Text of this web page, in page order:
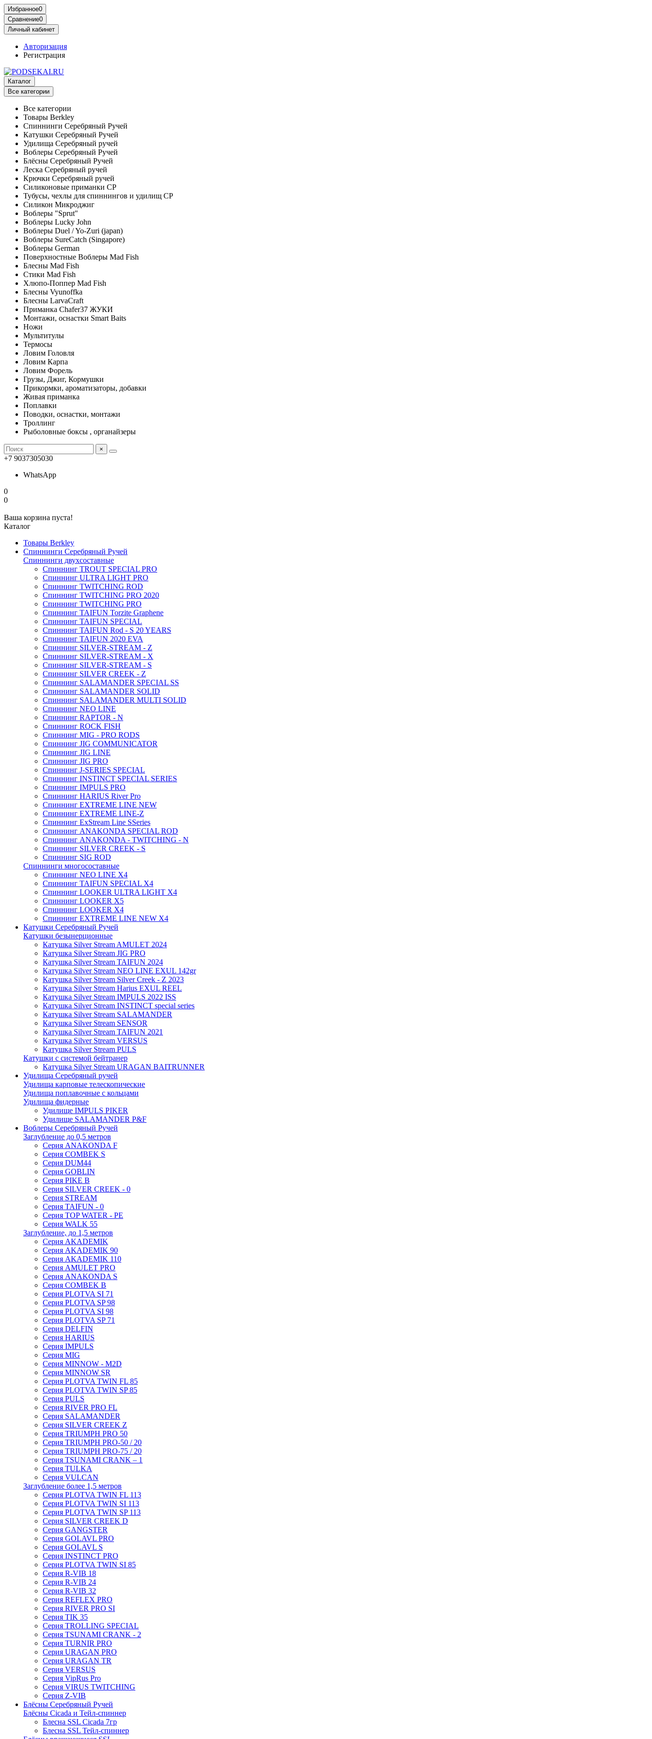
Избранное0
Сравнение0
Личный кабинет
Авторизация
Регистрация
Каталог
Все категории
Все категории
Товары Berkley
Спиннинги Серебряный Ручей
Катушки Серебряный Ручей
Удилища Серебряный ручей
Воблеры Серебряный Ручей
Блёсны Серебряный Ручей
Леска Серебряный ручей
Крючки Серебряный ручей
Силиконовые приманки СР
Тубусы, чехлы для спиннингов и удилищ СР
Силикон Микроджиг
Воблеры "Sprut"
Воблеры Lucky John
Воблеры Duel / Yo-Zuri (japan)
Воблеры SureCatch (Singapore)
Воблеры German
Поверхностные Воблеры Mad Fish
Блесны Mad Fish
Стики Mad Fish
Хлюпо-Поппер Mad Fish
Блесны Vyunoffka
Блесны LarvaCraft
Приманка Chafer37 ЖУКИ
Монтажи, оснастки Smart Baits
Ножи
Мультитулы
Термосы
Ловим Головля
Ловим Карпа
Ловим Форель
Грузы, Джиг, Кормушки
Прикормки, ароматизаторы, добавки
Живая приманка
Поплавки
Поводки, оснастки, монтажи
Троллинг
Рыболовные боксы , органайзеры
×
+7 9037305030
WhatsApp
0
0
Ваша корзина пуста!
Каталог
Товары Berkley
Спиннинги Серебряный Ручей
Спиннинги двухсоставные
Спиннинг TROUT SPECIAL PRO
Спиннинг ULTRA LIGHT PRO
Спиннинг TWITCHING ROD
Спиннинг TWITCHING PRO 2020
Спиннинг TWITCHING PRO
Спиннинг TAIFUN Torzite Graphene
Спиннинг TAIFUN SPECIAL
Спиннинг TAIFUN Rod - S 20 YEARS
Спиннинг TAIFUN 2020 EVA
Спиннинг SILVER-STREAM - Z
Спиннинг SILVER-STREAM - X
Спиннинг SILVER-STREAM - S
Спиннинг SILVER CREEK - Z
Спиннинг SALAMANDER SPECIAL SS
Спиннинг SALAMANDER SOLID
Спиннинг SALAMANDER MULTI SOLID
Спиннинг NEO LINE
Спиннинг RAPTOR - N
Спиннинг ROCK FISH
Спиннинг MIG - PRO RODS
Спиннинг JIG COMMUNICATOR
Спиннинг JIG LINE
Спиннинг JIG PRO
Спиннинг J-SERIES SPECIAL
Спиннинг INSTINCT SPECIAL SERIES
Спиннинг IMPULS PRO
Спиннинг HARIUS River Pro
Спиннинг EXTREME LINE NEW
Спиннинг EXTREME LINE-Z
Спиннинг ExStream Line SSeries
Спиннинг ANAKONDA SPECIAL ROD
Спиннинг ANAKONDA - TWITCHING - N
Спиннинг SILVER CREEK - S
Спиннинг SIG ROD
Спиннинги многосоставные
Спиннинг NEO LINE X4
Спиннинг TAIFUN SPECIAL X4
Спиннинг LOOKER ULTRA LIGHT X4
Спиннинг LOOKER X5
Спиннинг LOOKER X4
Спиннинг EXTREME LINE NEW X4
Катушки Серебряный Ручей
Катушки безынерционные
Катушка Silver Stream AMULET 2024
Катушка Silver Stream JIG PRO
Катушка Silver Stream TAIFUN 2024
Катушка Silver Stream NEO LINE EXUL 142gr
Катушка Silver Stream Silver Creek - Z 2023
Катушка Silver Stream Harius EXUL REEL
Катушка Silver Stream IMPULS 2022 ISS
Катушка Silver Stream INSTINCT special series
Катушка Silver Stream SALAMANDER
Катушка Silver Stream SENSOR
Катушка Silver Stream TAIFUN 2021
Катушка Silver Stream VERSUS
Катушка Silver Stream PULS
Катушки с системой бейтранер
Катушка Silver Stream URAGAN BAITRUNNER
Удилища Серебряный ручей
Удилища карповые телескопические
Удилища поплавочные с кольцами
Удилища фидерные
Удилище IMPULS PIKER
Удилище SALAMANDER P&F
Воблеры Серебряный Ручей
Заглубление до 0,5 метров
Серия ANAKONDA F
Серия COMBEK S
Серия DUM44
Серия GOBLIN
Серия PIKE B
Серия SILVER CREEK - 0
Серия STREAM
Серия TAIFUN - 0
Серия TOP WATER - PE
Серия WALK 55
Заглубление, до 1,5 метров
Серия AKADEMIK
Серия AKADEMIK 90
Серия AKADEMIK 110
Серия AMULET PRO
Серия ANAKONDA S
Серия COMBEK B
Серия PLOTVA SI 71
Серия PLOTVA SP 98
Серия PLOTVA SI 98
Серия PLOTVA SP 71
Серия DELFIN
Серия HARIUS
Серия IMPULS
Серия MIG
Серия MINNOW - M2D
Серия MINNOW SR
Серия PLOTVA TWIN FL 85
Серия PLOTVA TWIN SP 85
Серия PULS
Серия RIVER PRO FL
Серия SALAMANDER
Серия SILVER CREEK Z
Серия TRIUMPH PRO 50
Серия TRIUMPH PRO-50 / 20
Серия TRIUMPH PRO-75 / 20
Серия TSUNAMI CRANK – 1
Серия TULKA
Серия VULCAN
Заглубление более 1,5 метров
Серия PLOTVA TWIN FL 113
Серия PLOTVA TWIN SI 113
Серия PLOTVA TWIN SP 113
Серия SILVER CREEK D
Серия GANGSTER
Серия GOLAVL PRO
Серия GOLAVL S
Серия INSTINCT PRO
Серия PLOTVA TWIN SI 85
Серия R-VIB 18
Серия R-VIB 24
Серия R-VIB 32
Серия REFLEX PRO
Серия RIVER PRO SI
Серия TIK 35
Серия TROLLING SPECIAL
Серия TSUNAMI CRANK - 2
Серия TURNIR PRO
Серия URAGAN PRO
Серия URAGAN TR
Серия VERSUS
Серия VipRus Pro
Серия VIRUS TWITCHING
Серия Z-VIB
Блёсны Серебряный Ручей
Блёсны Cicada и Тейл-спиннер
Блесна SSL Cicada 7гр
Блесна SSL Тейл-спиннер